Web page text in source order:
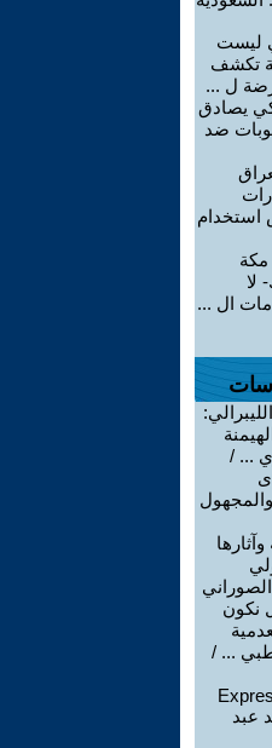
ليست
تكشف
ل ...
يصادق
ضد
استخدام
مكة
لا
ال ...
... /
والمجهول
نكون
... /
عبد